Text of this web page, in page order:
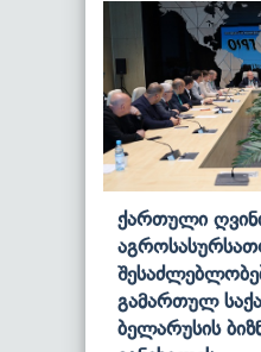
Ქართული
Გამართულ
Ბელარუსის